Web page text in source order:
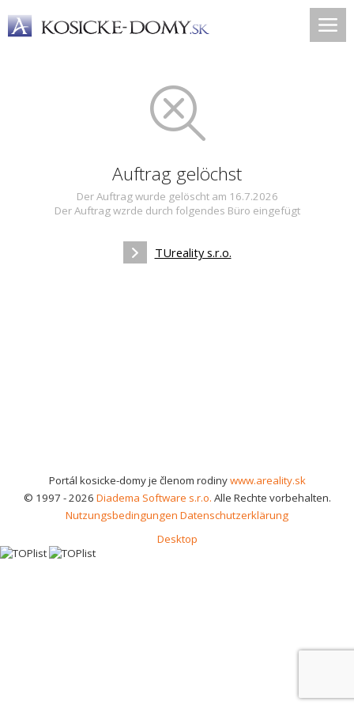
Auftrag gelöchst
Der Auftrag wurde gelöscht am 16.7.2026
Der Auftrag wzrde durch folgendes Büro eingefügt
TUreality s.r.o.
Portál kosicke-domy je členom rodinywww.areality.sk
© 1997 - 2026 Diadema Software s.r.o. Alle Rechte vorbehalten.
Nutzungsbedingungen Datenschutzerklärung
Desktop